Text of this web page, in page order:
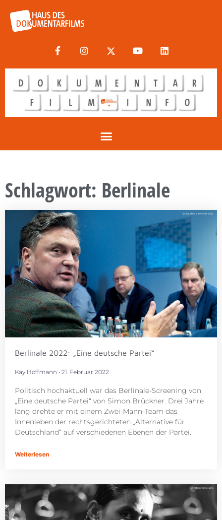
Schlagwort: Berlinale
Berlinale 2022: „Eine deutsche Partei“
Kay Hoffmann 21. Februar 2022
Politisch hochaktuell war das Berlinale-Screening von
„Eine deutsche Partei“ von Simon Brückner. Drei Jahre
lang drehte er mit einem Zwei-Mann-Team das
Innenleben der rechtsgerichteten „Alternative für
Deutschland“ auf verschiedenen Ebenen der Partei.
Weiterlesen